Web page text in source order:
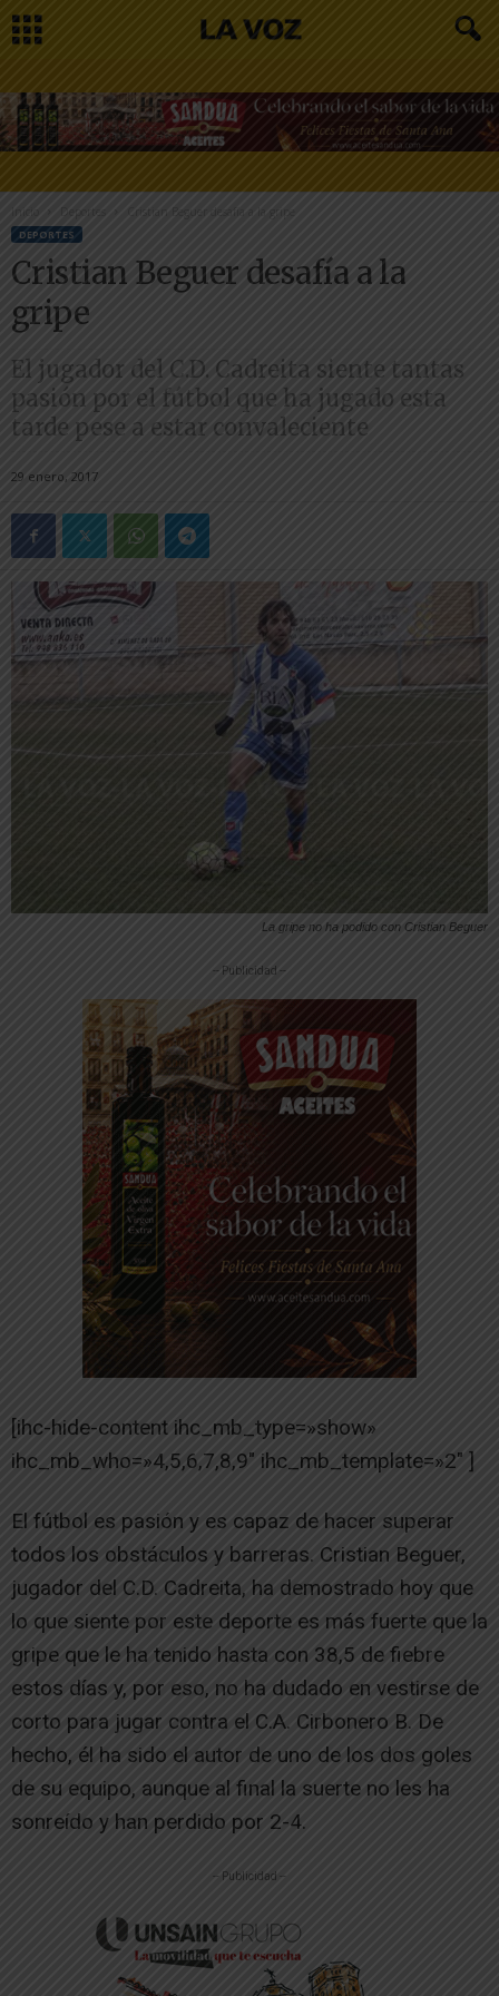
Inicio Cristian Beguer desafía a la gripe
DEPORTES
Cristian Beguer desafía a la
gripe
El jugador del C.D. Cadreita siente tantas
pasión por el fútbol que ha jugado esta
tarde pese a estar convaleciente
29 enero, 2017
La gripe no ha podido con Cristian Beguer
-- Publicidad --
[ihc-hide-content ihc_mb_type=»show»
ihc_mb_who=»4,5,6,7,8,9″ ihc_mb_template=»2″ ]
El fútbol es pasión y es capaz de hacer superar
todos los obstáculos y barreras. Cristian Beguer,
jugador del C.D. Cadreita, ha demostrado hoy que
lo que siente por este deporte es más fuerte que la
gripe que le ha tenido hasta con 38,5 de fiebre
estos días y, por eso, no ha dudado en vestirse de
corto para jugar contra el C.A. Cirbonero B. De
hecho, él ha sido el autor de uno de los dos goles
de su equipo, aunque al final la suerte no les ha
sonreído y han perdido por 2-4.
-- Publicidad --